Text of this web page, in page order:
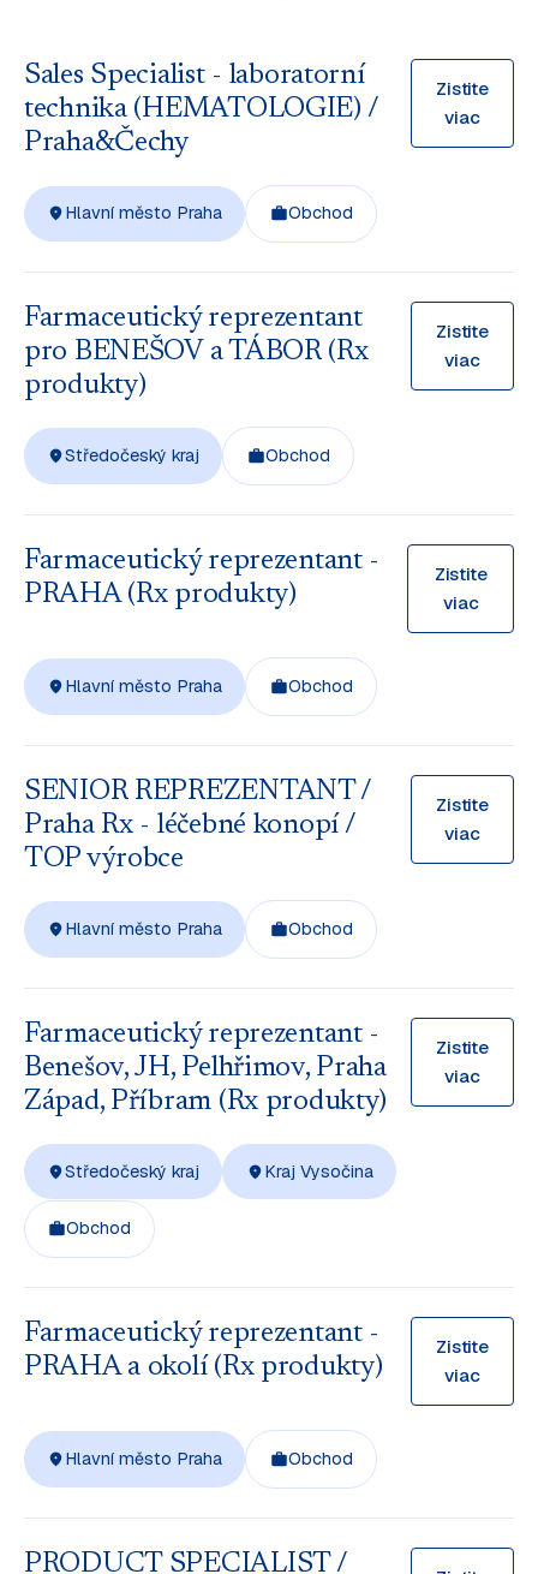
Sales Specialist - laboratorní
technika (HEMATOLOGIE) /
Praha&Čechy
Zistite
viac
Hlavní město Praha Obchod
Farmaceutický reprezentant
pro BENEŠOV a TÁBOR (Rx
produkty)
Zistite
viac
Středočeský kraj Obchod
Farmaceutický reprezentant -
PRAHA (Rx produkty)
Zistite
viac
Hlavní město Praha Obchod
SENIOR REPREZENTANT /
Praha Rx - léčebné konopí /
TOP výrobce
Zistite
viac
Hlavní město Praha Obchod
Farmaceutický reprezentant -
Benešov, JH, Pelhřimov, Praha
Západ, Příbram (Rx produkty)
Zistite
viac
Středočeský kraj Kraj Vysočina
Obchod
Farmaceutický reprezentant -
PRAHA a okolí (Rx produkty)
Zistite
viac
Hlavní město Praha Obchod
PRODUCT SPECIALIST /